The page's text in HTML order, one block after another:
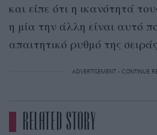
και είπε ότι η ικανότητά
η μία την άλλη είναι αυτό
απαιτητικό ρυθμό της
ADVERTISEMENT - CONTINUE
RELATED STORY